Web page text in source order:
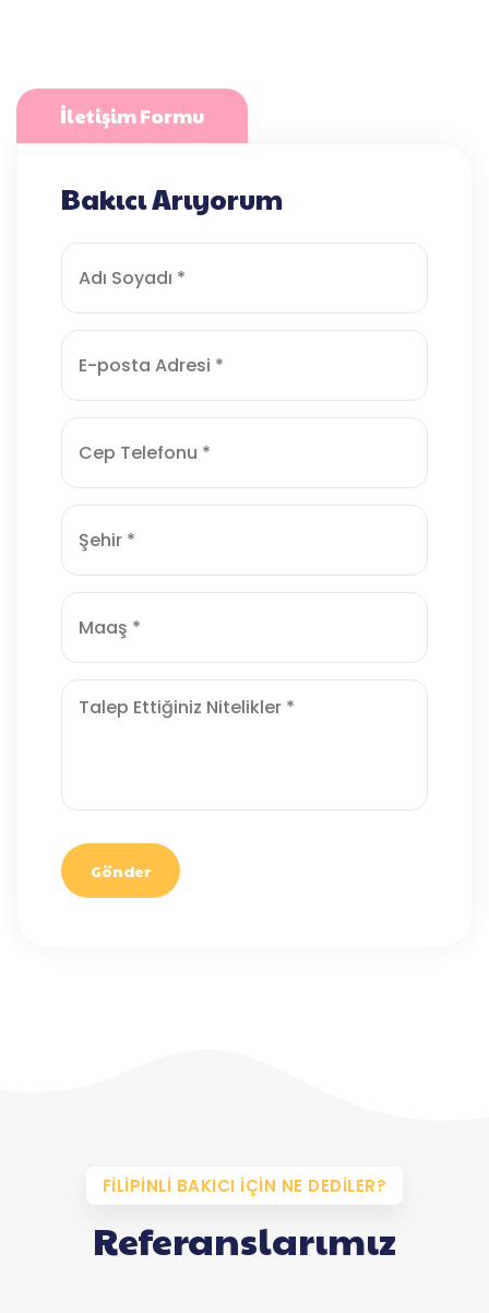
İletişim Formu
Bakıcı Arıyorum
FILIPINLI BAKICI İÇIN NE DEDILER?
Referanslarımız